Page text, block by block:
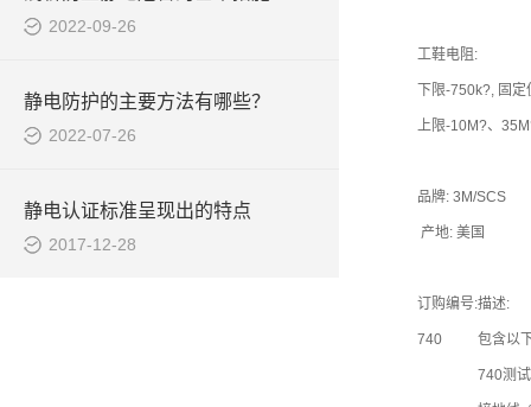
2022-09-26
静电防护的主要方法有哪些？
2022-07-26
静电认证标准呈现出的特点
2017-12-28
工鞋电阻:
下限-750k?, 固
上限-10M?、
品牌: 3M/SCS
产地: 美国
订购编号:描述:
740 包含以
740测